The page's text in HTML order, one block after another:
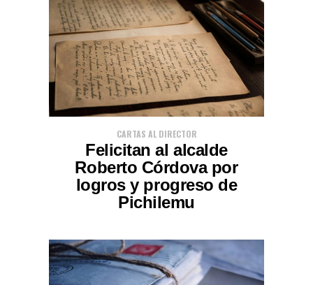
CARTAS AL DIRECTOR
Felicitan al alcalde
Roberto Córdova por
logros y progreso de
Pichilemu